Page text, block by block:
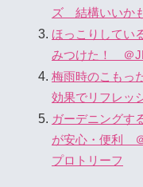
ズ 結構いいか
ほっこりしてい
みつけた！ ＠
梅雨時のこもっ
効果でリフレッ
ガーデニングす
が安心・便利
プロトリーフ